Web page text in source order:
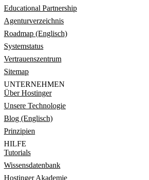
Educational Partnership
Agenturverzeichnis
Roadmap (Englisch)
Systemstatus
Vertrauenszentrum
Sitemap
UNTERNEHMEN
Über Hostinger
Unsere Technologie
Blog (Englisch)
Prinzipien
HILFE
Tutorials
Wissensdatenbank
Hostinger Akademie